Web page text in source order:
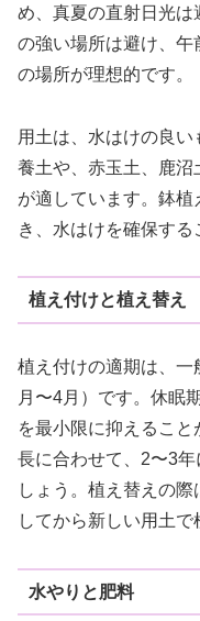
め、真夏の直射日光は
の強い場所は避け、
の場所が理想的です。
用土は、水はけの良
養土や、赤玉土、鹿
が適しています。鉢
き、水はけを確保する
植え付けと植え替え
植え付けの適期は、
月〜4月）です。休眠
を最小限に抑えるこ
長に合わせて、2〜3
しょう。植え替えの
してから新しい用土で
水やりと肥料